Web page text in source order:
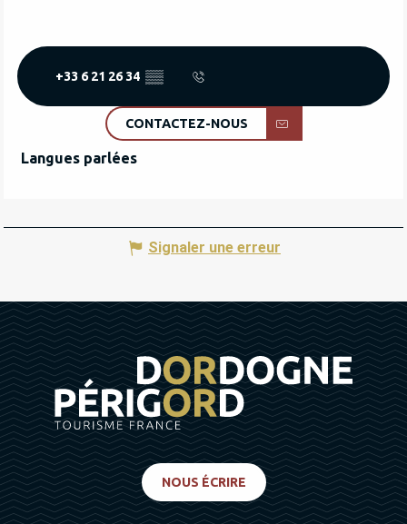
+33 6 21 26 34 ▒▒
CONTACTEZ-NOUS
Langues parlées
Langues parlées
Signaler une erreur
NOUS ÉCRIRE